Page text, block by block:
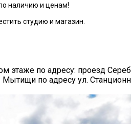
наличию и ценам!
студию и магазин.
этаже по адресу: проезд
по адресу ул.